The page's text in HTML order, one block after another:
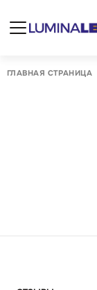
ГЛАВНАЯ СТРАНИЦА